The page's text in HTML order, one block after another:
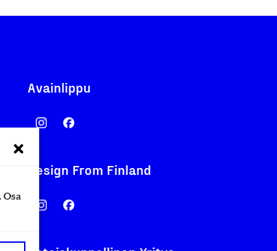
Avainlippu
Design From Finland